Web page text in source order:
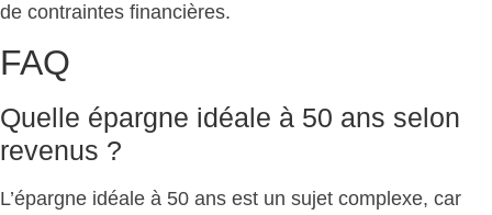
de contraintes financières.
FAQ
Quelle épargne idéale à 50 ans selon
revenus ?
L’épargne idéale à 50 ans est un sujet complexe, car